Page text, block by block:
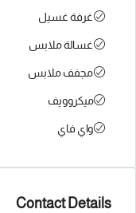
غرفة غسيل
غسالة ملابس
مجفف ملابس
ميكروويف
واي فاي
Contact Details